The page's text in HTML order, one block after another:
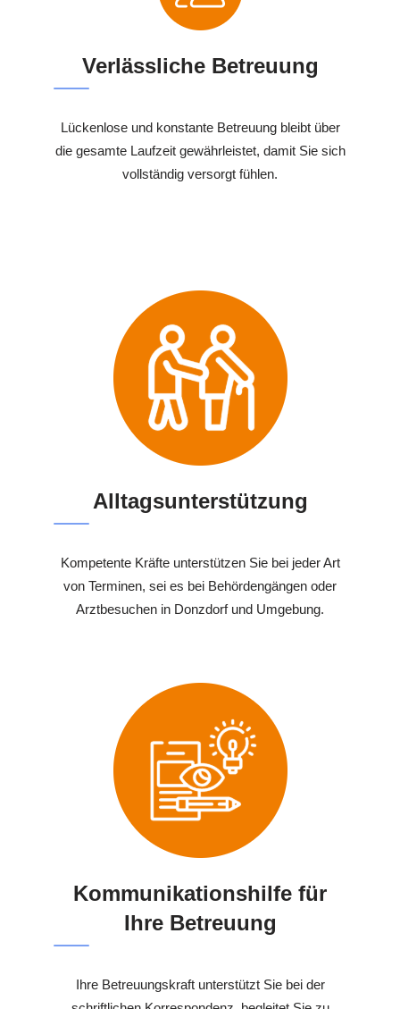
Verlässliche Betreuung
Lückenlose und konstante Betreuung bleibt über
die gesamte Laufzeit gewährleistet, damit Sie sich
vollständig versorgt fühlen.
Alltagsunterstützung
Kompetente Kräfte unterstützen Sie bei jeder Art
von Terminen, sei es bei Behördengängen oder
Arztbesuchen in Donzdorf und Umgebung.
Kommunikationshilfe für
Ihre Betreuung
Ihre Betreuungskraft unterstützt Sie bei der